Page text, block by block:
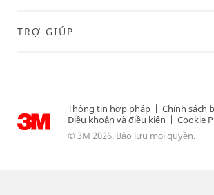
TRỢ GIÚP
Thông tin hợp pháp | Chính sách
Điều khoản và điều kiện | Cookie
© 3M 2026. Bảo lưu mọi quyền.